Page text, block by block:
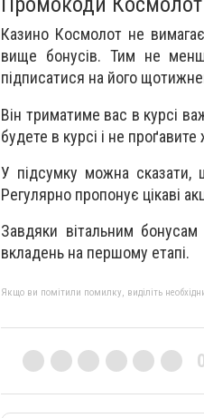
Казино Космолот не
вище бонусів. Тим не менш,
підписатися на його
Він триматиме вас в курсі
будете в курсі і не
У підсумку можна сказати,
Регулярно пропонує цікаві
Завдяки вітальним
вкладень на першому етапі.
Якщо ви помітили помилку, виділіть